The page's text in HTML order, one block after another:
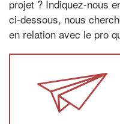
projet ? Indiquez-nous
ci-dessous, nous
en relation avec le pro